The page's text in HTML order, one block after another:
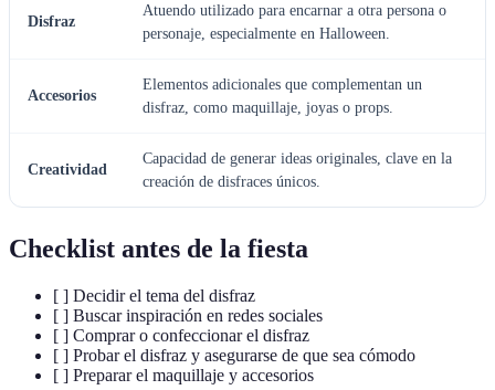
Disfraz
Atuendo utilizado para encarnar a otra persona o
personaje, especialmente en Halloween.
Accesorios
Elementos adicionales que complementan un
disfraz, como maquillaje, joyas o props.
Creatividad
Capacidad de generar ideas originales, clave en la
creación de disfraces únicos.
Checklist antes de la fiesta
[ ] Decidir el tema del disfraz
[ ] Buscar inspiración en redes sociales
[ ] Comprar o confeccionar el disfraz
[ ] Probar el disfraz y asegurarse de que sea cómodo
[ ] Preparar el maquillaje y accesorios